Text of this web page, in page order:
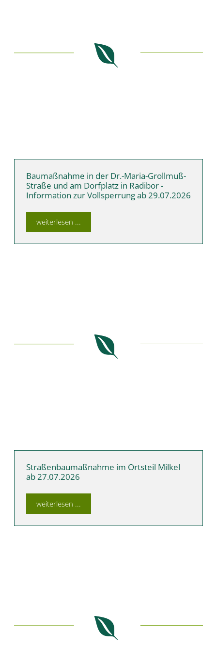
Baumaßnahme in der Dr.-Maria-Grollmuß-
Straße und am Dorfplatz in Radibor -
Information zur Vollsperrung ab 29.07.2026
weiterlesen ...
Straßenbaumaßnahme im Ortsteil Milkel
ab 27.07.2026
weiterlesen ...